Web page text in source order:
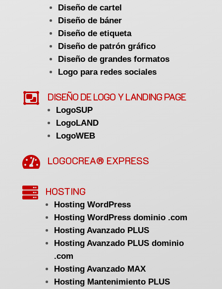
Diseño de cartel
Diseño de báner
Diseño de etiqueta
Diseño de patrón gráfico
Diseño de grandes formatos
Logo para redes sociales
 DISEÑO DE LOGO Y LANDING PAGE
LogoSUP
LogoLAND
LogoWEB
 LOGOCREA® EXPRESS
 HOSTING
Hosting WordPress
Hosting WordPress dominio .com
Hosting Avanzado PLUS
Hosting Avanzado PLUS dominio
.com
Hosting Avanzado MAX
Hosting Mantenimiento PLUS